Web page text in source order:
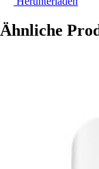
Ähnliche